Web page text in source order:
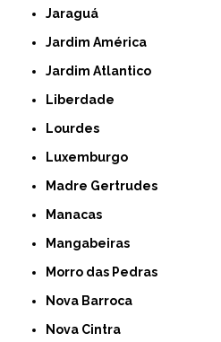
Jaraguá
Jardim América
Jardim Atlantico
Liberdade
Lourdes
Luxemburgo
Madre Gertrudes
Manacas
Mangabeiras
Morro das Pedras
Nova Barroca
Nova Cintra